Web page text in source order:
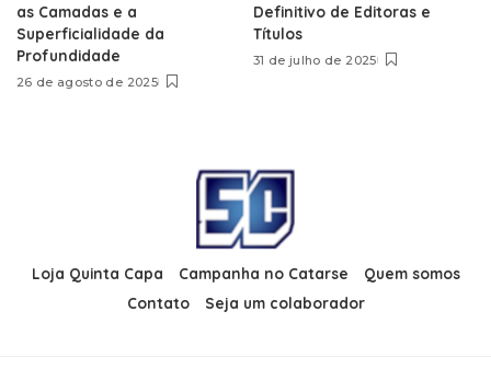
as Camadas e a
Superficialidade da
Profundidade
26 de agosto de 2025
Definitivo de Editoras e
Títulos
31 de julho de 2025
Loja Quinta Capa Campanha no Catarse
Quem somos
Contato
Seja um colaborador